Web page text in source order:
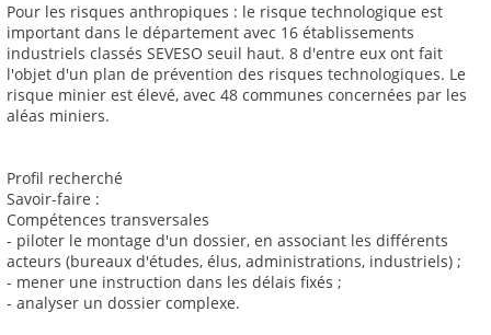
Pour les risques anthropiques : le risque technologique est
important dans le département avec 16 établissements
industriels classés SEVESO seuil haut. 8 d'entre eux ont fait
l'objet d'un plan de prévention des risques technologiques. Le
risque minier est élevé, avec 48 communes concernées par les
aléas miniers.
Profil recherché
Savoir-faire :
Compétences transversales
- piloter le montage d'un dossier, en associant les différents
acteurs (bureaux d'études, élus, administrations, industriels) ;
- mener une instruction dans les délais fixés ;
- analyser un dossier complexe.